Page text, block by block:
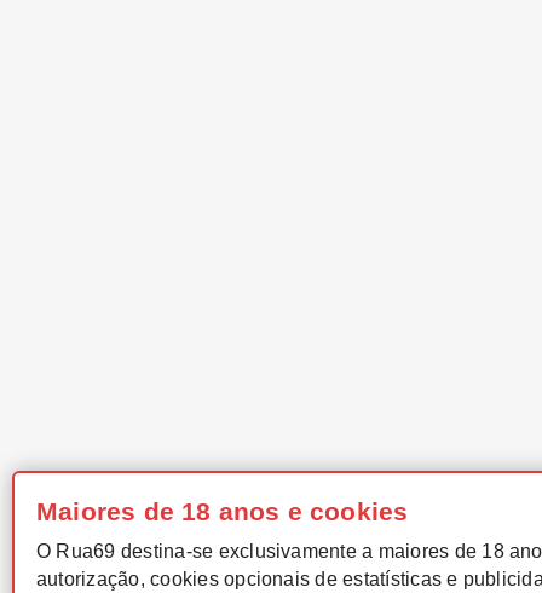
Maiores de 18 anos e cookies
O Rua69 destina-se exclusivamente a maiores de 18
autorização, cookies opcionais de estatísticas e